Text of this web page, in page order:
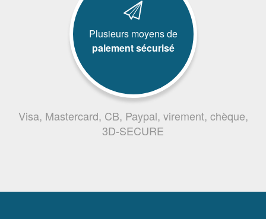
Plusieurs moyens de
paiement sécurisé
Visa, Mastercard, CB, Paypal, virement, chèque,
3D-SECURE